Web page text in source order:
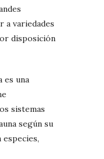
a variedades
disposición
es una
sistemas
según su
especies,